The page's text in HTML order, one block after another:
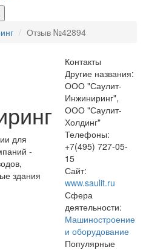
Отзыв №42894
для
-
здания
Контакты
Другие названия:
ООО "Саулит-
Инжиниринг",
ООО "Саулит-
Холдинг"
Телефоны:
+7(495) 727-05-
15
Сайт:
www.saulit.ru
Сфера
деятельности:
Машиностроение
и оборудование
Популярные